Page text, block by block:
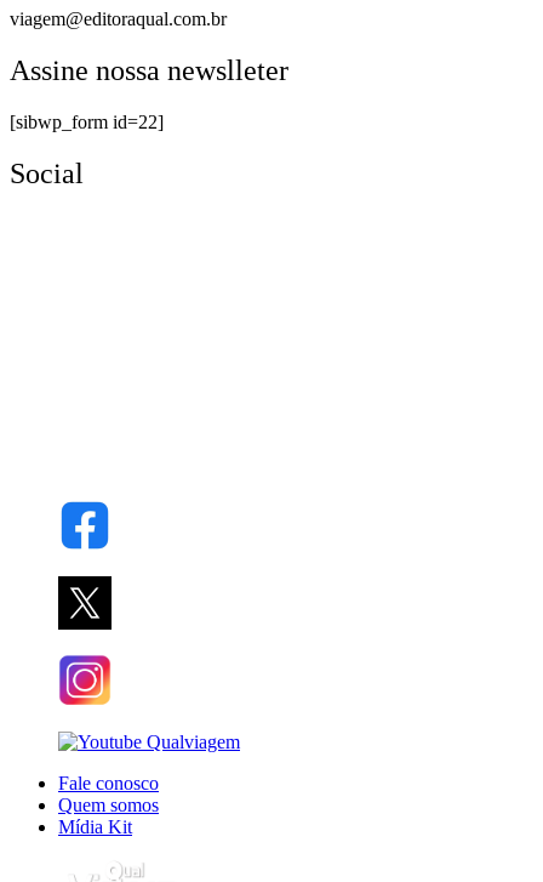
viagem@editoraqual.com.br
Assine nossa newslleter
[sibwp_form id=22]
Social
Fale conosco
Quem somos
Mídia Kit